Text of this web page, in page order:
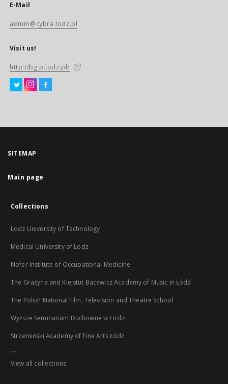
E-Mail
admin@cybra.lodz.pl
Visit us!
http://bg.p.lodz.pl/
SITEMAP
Main page
Collections
Lodz University of Technology
Medical University of Lodz
Nofer Institute of Occupational Medicine
The Grażyna and Kiejstut Bacewicz Academy of Music in Łódź
The Polish National Film, Television and Theatre School
Wyższe Seminarium Duchowne w Łodzi
Strzemiński Academy of Fine Arts Łódź
...
View all collections